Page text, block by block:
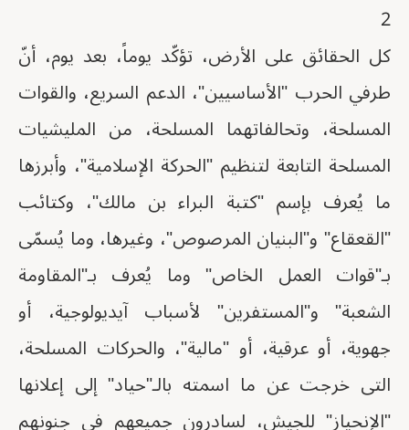
2
كل الحقائق على الأرض، تؤكّد يوماً، بعد يوم، أنّ
طرفي الحرب "الأساسيين"، الدعم السريع، والقوات
المسلحة، وتحالفاتهما المسلحة، من المليشيات
المسلحة التابعة لتنظيم "الحركة الإسلامية"، وأبرزها
ما يُعرف بإسم "كتبة البراء بن مالك"، وكتائب
"القعقاع" و"البنيان المرصوص"، وغيرها، وما يُسمّى
بـ"قوات العمل الخاص" وما يُعرف بـ"المقاومة
الشعبة" و"المستفرين" لأسباب آيديولوجية، أو
جهوية، أو عرقية، أو "مالية"، والحركات المسلحة،
التى خرجت عن ما اسمته بالـ"حياد" إلى إعلانها
"الإنحياز" للجيش، لسادرون جميعهم فى جنونهم